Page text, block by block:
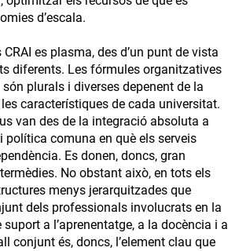
d’escala.
es plasma, des d’un punt de vista
diferents. Les fórmules organitzatives
plurals i diverses depenent de la
característiques de cada universitat.
van des de la integració absoluta a
política comuna en què els serveis
Es donen, doncs, gran
No obstant això, en tots els
menys jerarquitzades que
dels professionals involucrats en la
a l’aprenentatge, a la docència i a
conjunt és, doncs, l’element clau que